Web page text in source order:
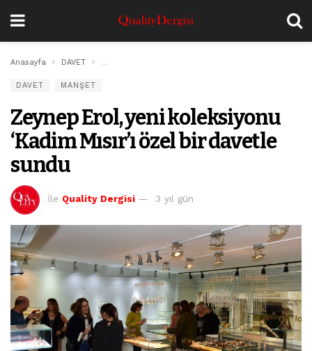
Anasayfa DAVET Zeynep Erol, yeni koleksiyonu ‘Kadim Mısır’ı özel bir
DAVET MANŞET
Zeynep Erol, yeni koleksiyonu
‘Kadim Mısır’ı özel bir davetle
sundu
İle Quality Dergisi 3 yıl gün